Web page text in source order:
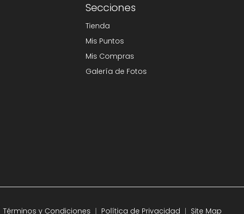
Secciones
Tienda
Mis Puntos
Mis Compras
Galería de Fotos
Términos y Condiciones Política de Privacidad Site Map